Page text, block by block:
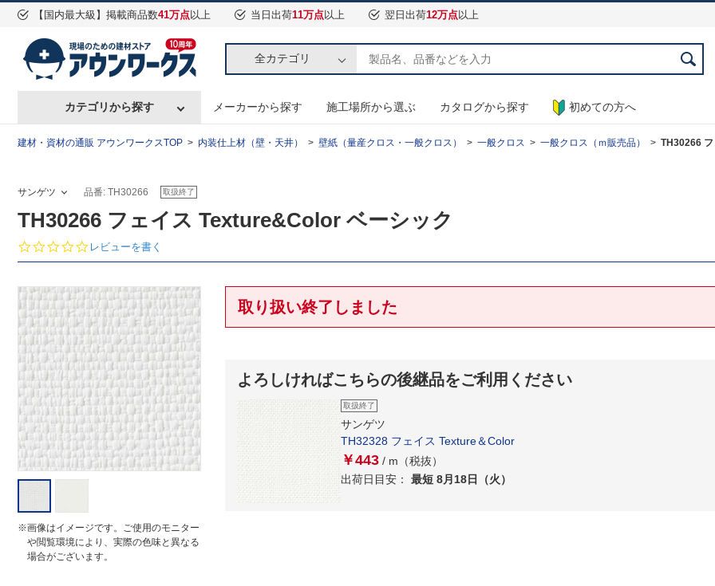
【国内最大級】掲載商品数41万点以上 当日出荷11万点以上 翌日出荷12万点以上
全カテゴリ
カテゴリから探す メーカーから探す 施工場所から選ぶ カタログから探す 初めての方へ
建材・資材の通販 アウンワークスTOP 内装仕上材（壁・天井） 壁紙（量産クロス・一般クロス） 一般クロス 一般クロス（ｍ販売品） TH30266
サンゲツ 品番: TH30266 取扱終了
TH30266 フェイス Texture&Color ベーシック
0.
0
t
a
r
r
a
t
i
n
g
レビューを書く
※画像はイメージです。ご使用のモニター
や閲覧環境により、実際の色味と異なる
場合がございます。
取り扱い終了しました
よろしければこちらの後継品をご利用ください
取扱終了
サンゲツ
TH32328 フェイス Texture＆Color
￥443 / m（税抜）
出荷日目安：
最短 8月18日（火）